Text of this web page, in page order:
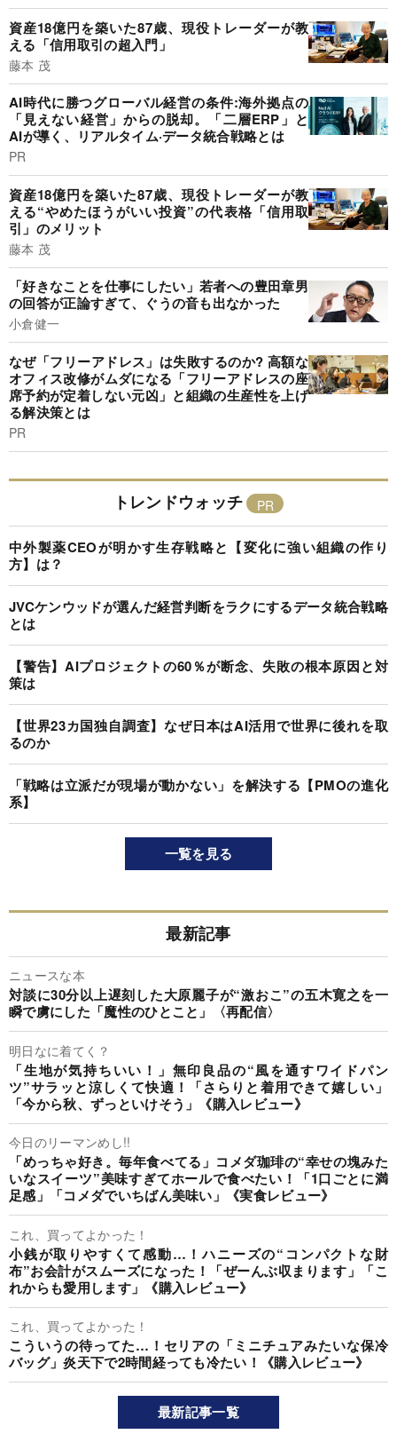
資産18億円を築いた87歳、現役トレーダーが教
える「信用取引の超入門」
藤本 茂
AI時代に勝つグローバル経営の条件:海外拠点の
「見えない経営」からの脱却。「二層ERP」と
AIが導く、リアルタイム·データ統合戦略とは
PR
資産18億円を築いた87歳、現役トレーダーが教
える“やめたほうがいい投資”の代表格「信用取
引」のメリット
藤本 茂
「好きなことを仕事にしたい」若者への豊田章男
の回答が正論すぎて、ぐうの音も出なかった
小倉健一
なぜ「フリーアドレス」は失敗するのか? 高額な
オフィス改修がムダになる「フリーアドレスの座
席予約が定着しない元凶」と組織の生産性を上げ
る解決策とは
PR
トレンドウォッチ
中外製薬CEOが明かす生存戦略と【変化に強い組織の作り
方】は？
JVCケンウッドが選んだ経営判断をラクにするデータ統合戦略
とは
【警告】AIプロジェクトの60％が断念、失敗の根本原因と対
策は
【世界23カ国独自調査】なぜ日本はAI活用で世界に後れを取
るのか
「戦略は立派だが現場が動かない」を解決する【PMOの進化
系】
一覧を見る
最新記事
ニュースな本
対談に30分以上遅刻した大原麗子が“激おこ”の五木寛之を一
瞬で虜にした「魔性のひとこと」〈再配信〉
明日なに着てく？
「生地が気持ちいい！」無印良品の“風を通すワイドパン
ツ”サラッと涼しくて快適！「さらりと着用できて嬉しい」
「今から秋、ずっといけそう」《購入レビュー》
今日のリーマンめし!!
「めっちゃ好き。毎年食べてる」コメダ珈琲の“幸せの塊みた
いなスイーツ”美味すぎてホールで食べたい！「1口ごとに満
足感」「コメダでいちばん美味い」《実食レビュー》
これ、買ってよかった！
小銭が取りやすくて感動…！ハニーズの“コンパクトな財
布”お会計がスムーズになった！「ぜーんぶ収まります」「こ
れからも愛用します」《購入レビュー》
これ、買ってよかった！
こういうの待ってた…！セリアの「ミニチュアみたいな保冷
バッグ」炎天下で2時間経っても冷たい！《購入レビュー》
最新記事一覧